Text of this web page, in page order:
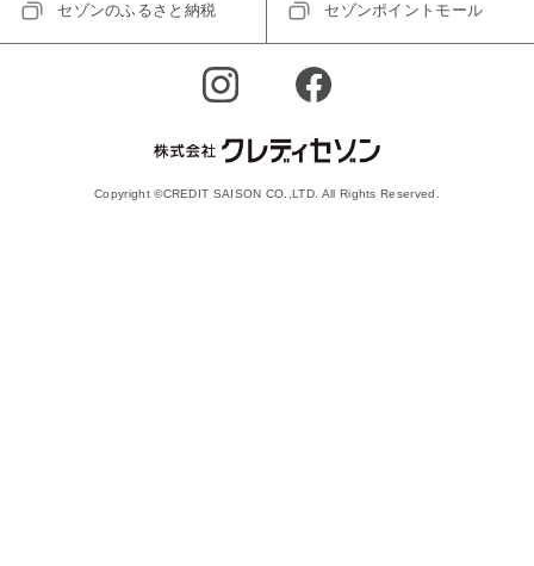
セゾンのふるさと納税 セゾンポイントモール
Copyright ©CREDIT SAISON CO.,LTD. All Rights Reserved.